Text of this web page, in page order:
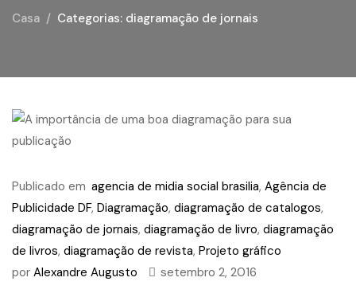
Casa Categorias: diagramação de jornais
Publicado em agencia de midia social brasilia, Agência de
Publicidade DF, Diagramação, diagramação de catalogos,
diagramação de jornais, diagramação de livro, diagramação
de livros, diagramação de revista, Projeto gráfico
por Alexandre Augusto setembro 2, 2016